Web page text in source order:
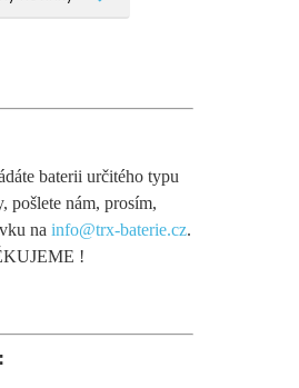
baterii určitého typu
pošlete nám, prosím,
nainfo@trx-baterie.cz.
!